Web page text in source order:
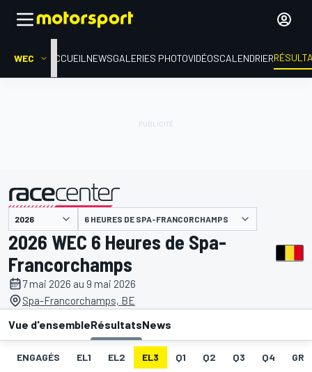
WEC ACCUEIL NEWSGALERIES PHOTOVIDÉOSCALENDRIER
présenté par 6 HEURES DE SPA-FRANCORCHAMPS
2026 WEC 6 Heures de Spa-
Francorchamps
7 mai 2026 au 9 mai 2026
Spa-Francorchamps, BE
Vue d'ensembleRésultatsNews
ENGAGÉS EL1 EL2 EL3 Q1 Q2 Q3 Q4